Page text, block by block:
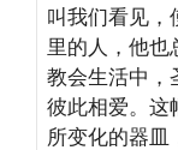
叫我们看见，
里的人，他也
教会生活中，
彼此相爱。这
所变化的器皿